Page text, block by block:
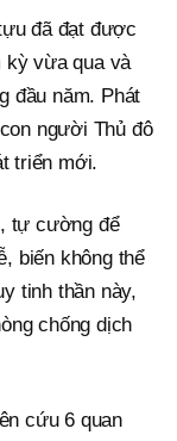
đã đạt được
kỳ vừa qua và
đầu năm. Phát
người Thủ đô
triển mới.
tự cường để
biến không thể
tinh thần này,
chống dịch
cứu 6 quan